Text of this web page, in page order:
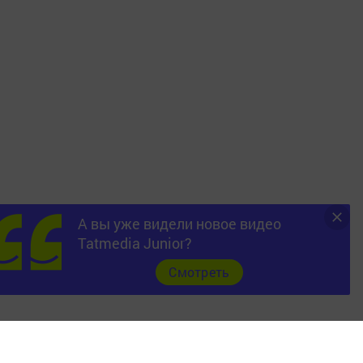
А вы уже видели новое видео
Tatmedia Junior?
Cмотреть